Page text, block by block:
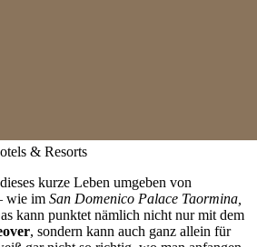
& Resorts
kurze Leben umgeben von
wie im San Domenico Palace Taormina,
kann punktet nämlich nicht nur mit dem
, sondern kann auch ganz allein für